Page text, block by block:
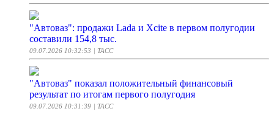
"Автоваз": продажи Lada и Xcite в первом полугодии
составили 154,8 тыс.
09.07.2026 10:32:53 | ТАСС
"Автоваз" показал положительный финансовый
результат по итогам первого полугодия
09.07.2026 10:31:39 | ТАСС